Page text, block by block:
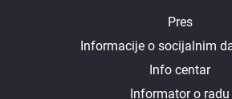
Pres
Informacije o socijalnim
Info centar
Informator o radu